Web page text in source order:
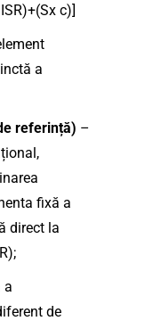
c)]
a
referință) –
fixă a
direct la
a
de